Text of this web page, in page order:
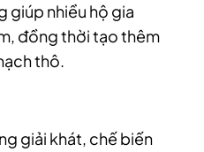
giúp nhiều hộ gia
đồng thời tạo thêm
thô.
giải khát, chế biến